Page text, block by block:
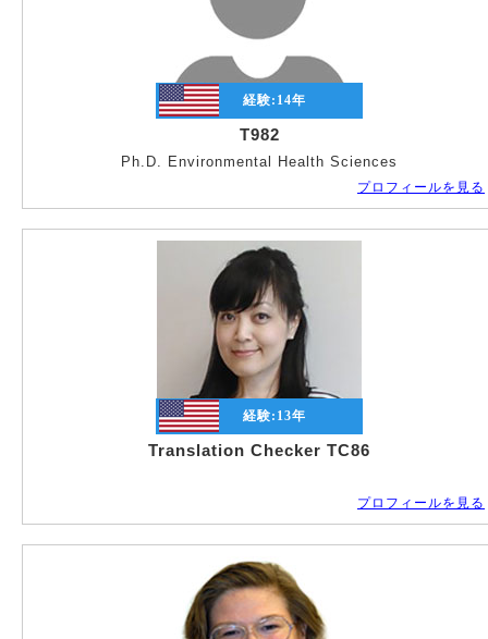
経験: 14年
T982
Ph.D. Environmental Health Sciences
プロフィールを見る
経験: 13年
Translation Checker TC86
プロフィールを見る